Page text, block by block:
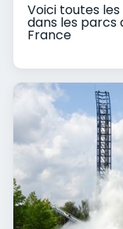
Voici toutes
dans les parcs
France